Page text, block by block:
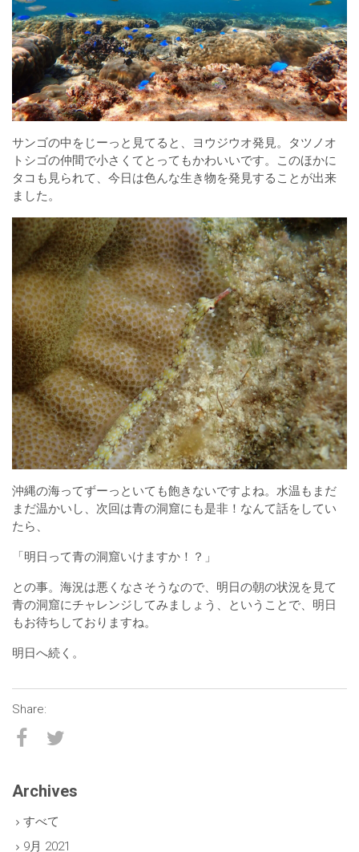
サンゴの中をじーっと見てると、ヨウジウオ発見。タツノオ
トシゴの仲間で小さくてとってもかわいいです。このほかに
タコも見られて、今日は色んな生き物を発見することが出来
ました。
沖縄の海ってずーっといても飽きないですよね。水温もまだ
まだ温かいし、次回は青の洞窟にも是非！なんて話をしてい
たら、
「明日って青の洞窟いけますか！？」
との事。海況は悪くなさそうなので、明日の朝の状況を見て
青の洞窟にチャレンジしてみましょう、ということで、明日
もお待ちしておりますね。
明日へ続く。
Archives
すべて
9月 2021